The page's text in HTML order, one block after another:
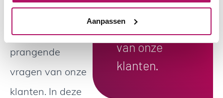
Aanpassen
beantwoorden
we de meest
prangende
vragen van onze
klanten. In deze
prangende
vragen
van onze
klanten.